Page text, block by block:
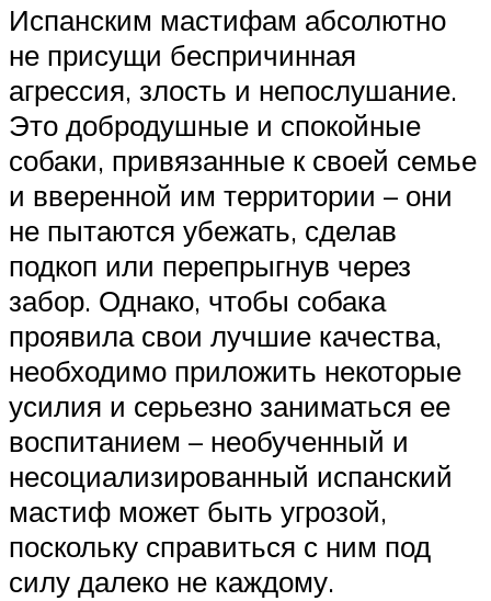
Испанским мастифам абсолютно
не присущи беспричинная
агрессия, злость и непослушание.
Это добродушные и спокойные
собаки, привязанные к своей семье
и вверенной им территории – они
не пытаются убежать, сделав
подкоп или перепрыгнув через
забор. Однако, чтобы собака
проявила свои лучшие качества,
необходимо приложить некоторые
усилия и серьезно заниматься ее
воспитанием – необученный и
несоциализированный испанский
мастиф может быть угрозой,
поскольку справиться с ним под
силу далеко не каждому.